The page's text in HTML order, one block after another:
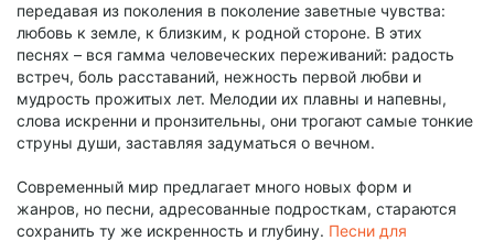
передавая из поколения в поколение заветные чувства:
любовь к земле, к близким, к родной стороне. В этих
песнях – вся гамма человеческих переживаний: радость
встреч, боль расставаний, нежность первой любви и
мудрость прожитых лет. Мелодии их плавны и напевны,
слова искренни и пронзительны, они трогают самые тонкие
струны души, заставляя задуматься о вечном.
Современный мир предлагает много новых форм и
жанров, но песни, адресованные подросткам, стараются
сохранить ту же искренность и глубину. Песни для